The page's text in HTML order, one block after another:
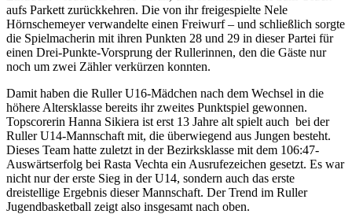
aufs Parkett zurückkehren. Die von ihr freigespielte Nele
Hörnschemeyer verwandelte einen Freiwurf – und schließlich sorgte
die Spielmacherin mit ihren Punkten 28 und 29 in dieser Partei für
einen Drei-Punkte-Vorsprung der Rullerinnen, den die Gäste nur
noch um zwei Zähler verkürzen konnten.
Damit haben die Ruller U16-Mädchen nach dem Wechsel in die
höhere Altersklasse bereits ihr zweites Punktspiel gewonnen.
Topscorerin Hanna Sikiera ist erst 13 Jahre alt spielt auch bei der
Ruller U14-Mannschaft mit, die überwiegend aus Jungen besteht.
Dieses Team hatte zuletzt in der Bezirksklasse mit dem 106:47-
Auswärtserfolg bei Rasta Vechta ein Ausrufezeichen gesetzt. Es war
nicht nur der erste Sieg in der U14, sondern auch das erste
dreistellige Ergebnis dieser Mannschaft. Der Trend im Ruller
Jugendbasketball zeigt also insgesamt nach oben.